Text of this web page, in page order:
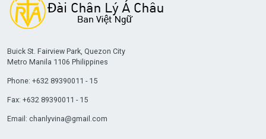
Buick St. Fairview Park, Quezon City
Metro Manila 1106 Philippines
Phone: +632 89390011 - 15
Fax: +632 89390011 - 15
Email: chanlyvina@gmail.com